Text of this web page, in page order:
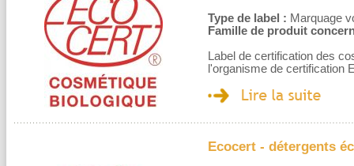
Type de label : Marquage
Famille de produit
Label de certification des
l'organisme de certification
Ecocert - détergents